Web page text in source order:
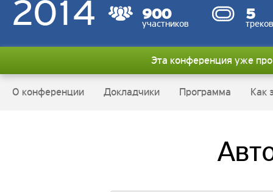
900
участников 5
треков
Эта конференция уже
О конференции Докладчики Программа Как